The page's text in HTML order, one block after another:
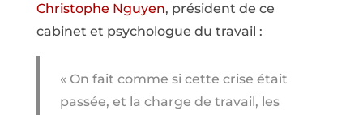
Christophe Nguyen, président de ce
cabinet et psychologue du travail :
« On fait comme si cette crise était
passée, et la charge de travail, les